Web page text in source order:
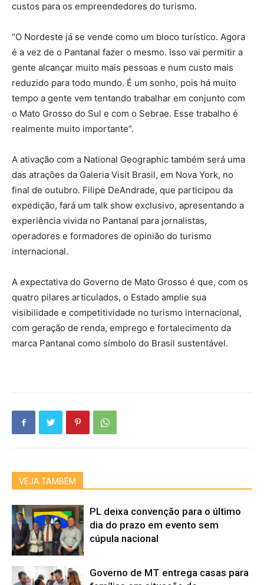
custos para os empreendedores do turismo.
“O Nordeste já se vende como um bloco turístico. Agora
é a vez de o Pantanal fazer o mesmo. Isso vai permitir a
gente alcançar muito mais pessoas e num custo mais
reduzido para todo mundo. É um sonho, pois há muito
tempo a gente vem tentando trabalhar em conjunto com
o Mato Grosso do Sul e com o Sebrae. Esse trabalho é
realmente muito importante”.
A ativação com a National Geographic também será uma
das atrações da Galeria Visit Brasil, em Nova York, no
final de outubro. Filipe DeAndrade, que participou da
expedição, fará um talk show exclusivo, apresentando a
experiência vivida no Pantanal para jornalistas,
operadores e formadores de opinião do turismo
internacional.
A expectativa do Governo de Mato Grosso é que, com os
quatro pilares articulados, o Estado amplie sua
visibilidade e competitividade no turismo internacional,
com geração de renda, emprego e fortalecimento da
marca Pantanal como símbolo do Brasil sustentável.
VEJA TAMBÉM
PL deixa convenção para o último
dia do prazo em evento sem
cúpula nacional
Governo de MT entrega casas para